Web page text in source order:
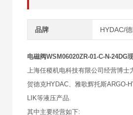
品牌 HYDAC/
电磁阀WSM06020ZR-01-C-N-24DG
上海任稷机电科技有限公司经营博
贺德克HYDAC、雅歌辉托斯ARGO-
LIK等液压产品.
其中主要经营如下: